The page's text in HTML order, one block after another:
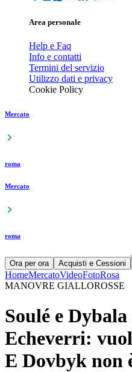
Area personale
Help e Faq
Info e contatti
Termini del servizio
Utilizzo dati e privacy
Cookie Policy
Mercato
roma
Mercato
roma
Ora per ora Acquisti e Cessioni
HomeMercatoVideoFotoRosa
MANOVRE GIALLOROSSE
Soulé e
Echeverri:
E Dovbyk non